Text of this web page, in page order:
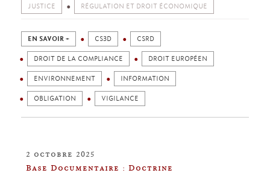
JUSTICE RÉGULATION ET DROIT ÉCONOMIQUE
EN SAVOIR + CS3D CSRD
DROIT DE LA COMPLIANCE DROIT EUROPÉEN
ENVIRONNEMENT INFORMATION
OBLIGATION VIGILANCE
2 octobre 2025
Base Documentaire : Doctrine